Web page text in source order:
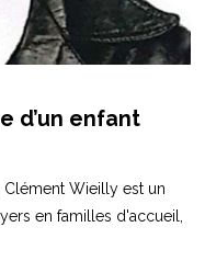
d’un enfant
Wieilly est un
en familles d'accueil,